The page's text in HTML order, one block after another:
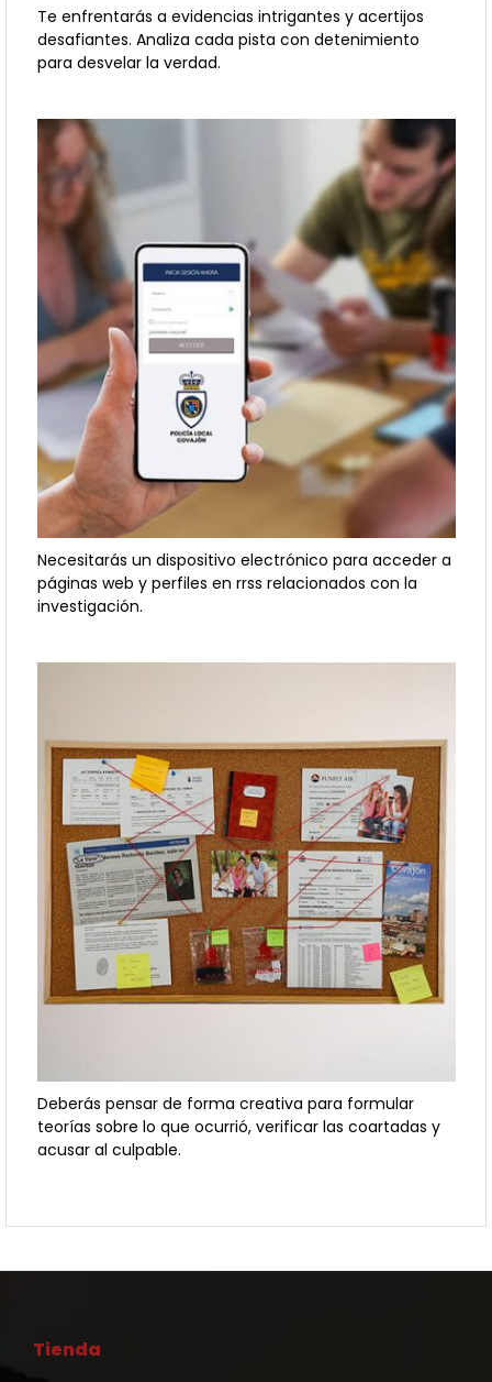
Te enfrentarás a evidencias intrigantes y acertijos
desafiantes. Analiza cada pista con detenimiento
para desvelar la verdad.
Necesitarás un dispositivo electrónico para acceder a
páginas web y perfiles en rrss relacionados con la
investigación.
Deberás pensar de forma creativa para formular
teorías sobre lo que ocurrió, verificar las coartadas y
acusar al culpable.
Tienda